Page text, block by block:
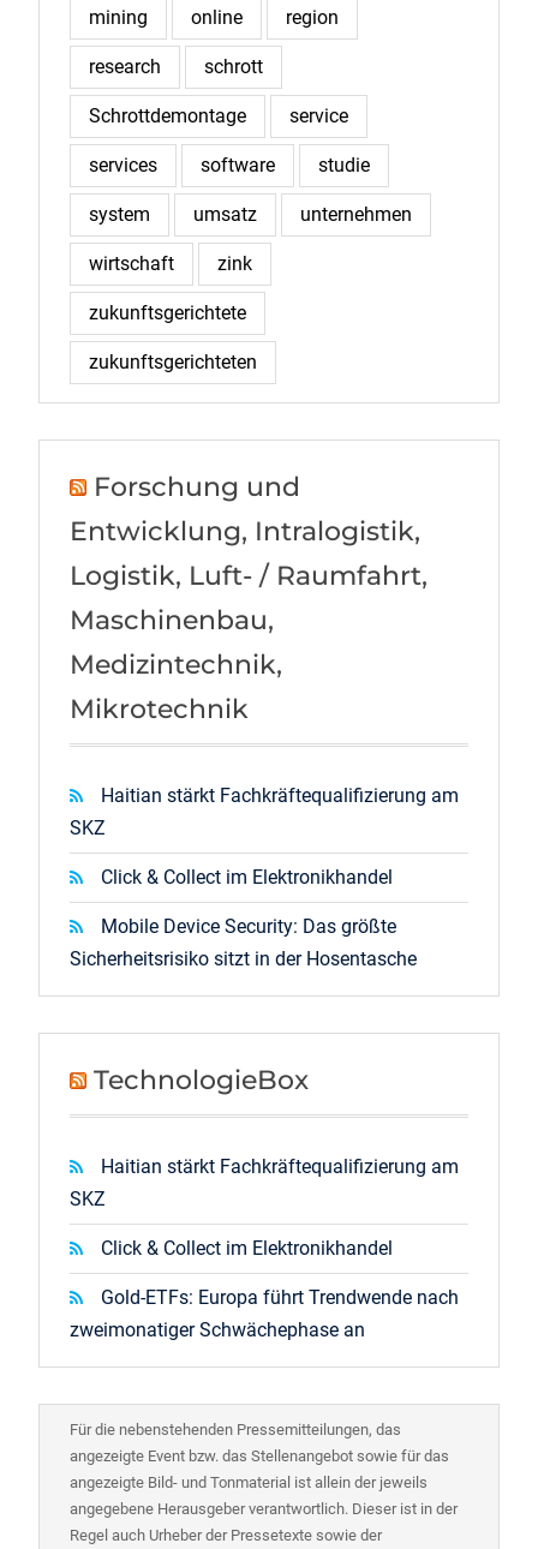
mining online region
research schrott
Schrottdemontage service
services software studie
system umsatz unternehmen
wirtschaft zink
zukunftsgerichtete
zukunftsgerichteten
Forschung und
Entwicklung, Intralogistik,
Logistik, Luft- / Raumfahrt,
Maschinenbau,
Medizintechnik,
Mikrotechnik
Haitian stärkt Fachkräftequalifizierung am
SKZ
Click & Collect im Elektronikhandel
Mobile Device Security: Das größte
Sicherheitsrisiko sitzt in der Hosentasche
TechnologieBox
Haitian stärkt Fachkräftequalifizierung am
SKZ
Click & Collect im Elektronikhandel
Gold-ETFs: Europa führt Trendwende nach
zweimonatiger Schwächephase an
Für die nebenstehenden Pressemitteilungen, das
angezeigte Event bzw. das Stellenangebot sowie für das
angezeigte Bild- und Tonmaterial ist allein der jeweils
angegebene Herausgeber verantwortlich. Dieser ist in der
Regel auch Urheber der Pressetexte sowie der